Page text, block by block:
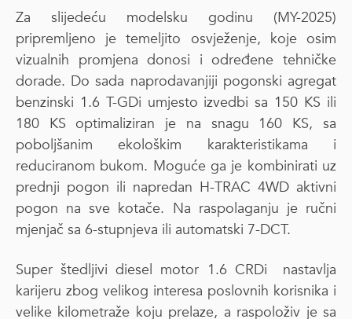
Za slijedeću modelsku godinu (MY-2025)
pripremljeno je temeljito osvježenje, koje osim
vizualnih promjena donosi i određene tehničke
dorade. Do sada naprodavanjiji pogonski agregat
benzinski 1.6 T-GDi umjesto izvedbi sa 150 KS ili
180 KS optimaliziran je na snagu 160 KS, sa
poboljšanim ekološkim karakteristikama i
reduciranom bukom. Moguće ga je kombinirati uz
prednji pogon ili napredan H-TRAC 4WD aktivni
pogon na sve kotače. Na raspolaganju je ručni
mjenjač sa 6-stupnjeva ili automatski 7-DCT.
Super štedljivi diesel motor 1.6 CRDi nastavlja
karijeru zbog velikog interesa poslovnih korisnika i
velike kilometraže koju prelaze, a raspoloživ je sa